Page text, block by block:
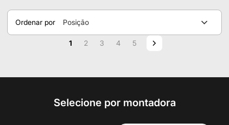
Ordenar por
Posição
Página
Você esta lendo a pagina
1 Página
2 Página
3 Página
4 Página
5 Página
Próximo
Selecione por montadora